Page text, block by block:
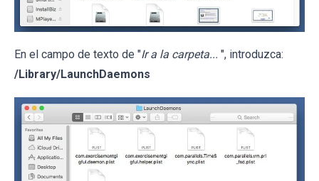
En el campo de texto de "Ir a la carpeta... ", introduzca:
/Library/LaunchDaemons